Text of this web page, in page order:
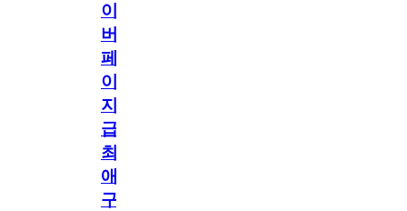
이
버
페
이
지
급!
최
애
구